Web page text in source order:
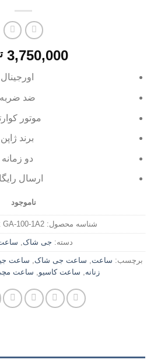
3,750,000
اورجینال
ضد ضربه
موتور
برند ژاپن
دو زمانه
ارسال
ناموجود
شناسه محصول: GA-100-1A2
دسته: جی شاک,
برچسب: ساعت, ساعت جی شاک, ساعت
زنانه, ساعت کاسیو, ساعت